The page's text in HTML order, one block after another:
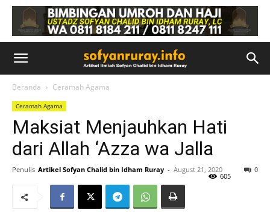
Beranda Ceramah Agama
Ceramah Agama
Maksiat Menjauhkan Hati
dari Allah ‘Azza wa Jalla
Penulis Artikel Sofyan Chalid bin Idham Ruray - August 21, 2020 0
605